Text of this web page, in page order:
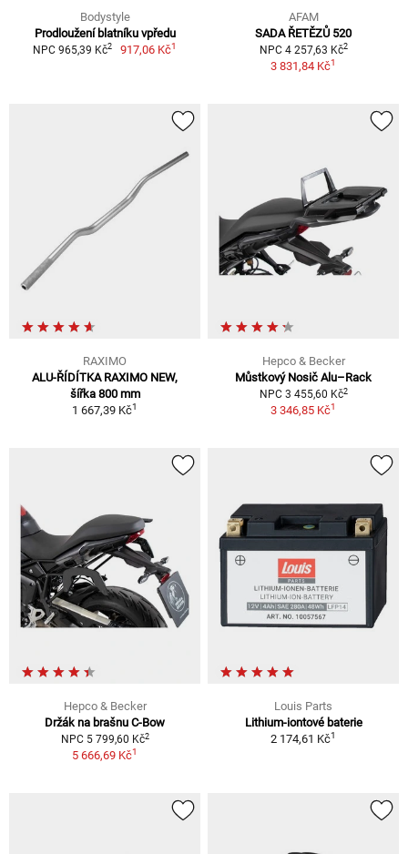
Bodystyle
Prodloužení blatníku vpředu
NPC 965,39 Kč2 917,06 Kč1
AFAM
SADA ŘETĚZŮ 520
NPC 4 257,63 Kč2
3 831,84 Kč1
RAXIMO
ALU-ŘÍDÍTKA RAXIMO NEW,
šířka 800 mm
1 667,39 Kč1
Hepco & Becker
Můstkový Nosič Alu–Rack
NPC 3 455,60 Kč2
3 346,85 Kč1
Hepco & Becker
Držák na brašnu C-Bow
NPC 5 799,60 Kč2
5 666,69 Kč1
Louis Parts
Lithium-iontové baterie
2 174,61 Kč1